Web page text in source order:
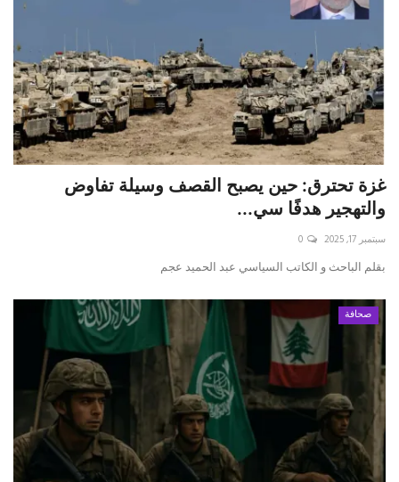
غزة تحترق: حين يصبح القصف وسيلة تفاوض
والتهجير هدفًا سي...
سبتمبر 17, 2025 0
بقلم الباحث و الكاتب السياسي عبد الحميد عجم
صحافة